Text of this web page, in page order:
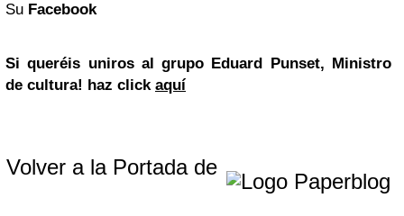
Su Facebook
Si queréis uniros al grupo Eduard Punset, Ministro
de cultura! haz click aquí
Volver a la Portada de